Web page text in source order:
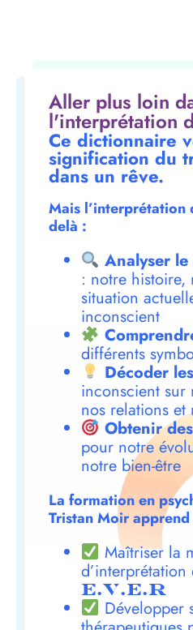
Aller plus loin
l'interprétation
Ce dictionnaire
signification du
dans un rêve.
Mais l’interprétation
delà :
Analyser
: notre histoire,
situation
inconscient
différents
Décoder
inconscient sur
nos relations et
Obtenir
pour notre
notre bien-être
La formation en
Tristan Moir apprend
Maîtriser la
d’interprétation
E.V.E.R
Développer